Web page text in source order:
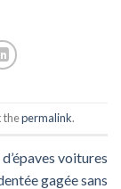
thepermalink.
voitures
gagée sans